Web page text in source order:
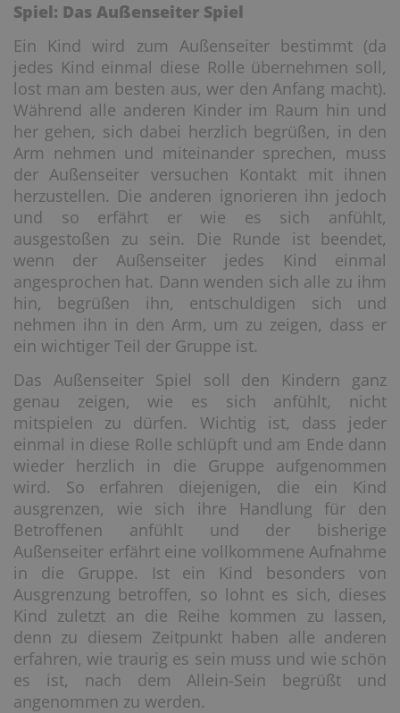
Spiel: Das Außenseiter Spiel
Ein Kind wird zum Außenseiter bestimmt (da
jedes Kind einmal diese Rolle übernehmen soll,
lost man am besten aus, wer den Anfang macht).
Während alle anderen Kinder im Raum hin und
her gehen, sich dabei herzlich begrüßen, in den
Arm nehmen und miteinander sprechen, muss
der Außenseiter versuchen Kontakt mit ihnen
herzustellen. Die anderen ignorieren ihn jedoch
und so erfährt er wie es sich anfühlt,
ausgestoßen zu sein. Die Runde ist beendet,
wenn der Außenseiter jedes Kind einmal
angesprochen hat. Dann wenden sich alle zu ihm
hin, begrüßen ihn, entschuldigen sich und
nehmen ihn in den Arm, um zu zeigen, dass er
ein wichtiger Teil der Gruppe ist.
Das Außenseiter Spiel soll den Kindern ganz
genau zeigen, wie es sich anfühlt, nicht
mitspielen zu dürfen. Wichtig ist, dass jeder
einmal in diese Rolle schlüpft und am Ende dann
wieder herzlich in die Gruppe aufgenommen
wird. So erfahren diejenigen, die ein Kind
ausgrenzen, wie sich ihre Handlung für den
Betroffenen anfühlt und der bisherige
Außenseiter erfährt eine vollkommene Aufnahme
in die Gruppe. Ist ein Kind besonders von
Ausgrenzung betroffen, so lohnt es sich, dieses
Kind zuletzt an die Reihe kommen zu lassen,
denn zu diesem Zeitpunkt haben alle anderen
erfahren, wie traurig es sein muss und wie schön
es ist, nach dem Allein-Sein begrüßt und
angenommen zu werden.